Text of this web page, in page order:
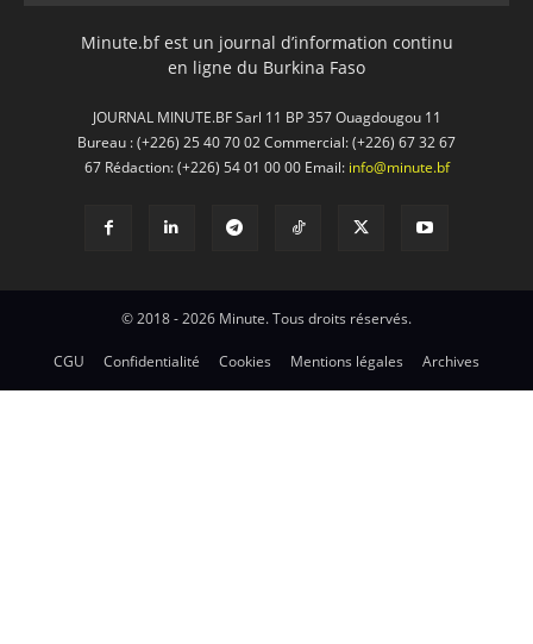
Minute.bf est un journal d’information continu
en ligne du Burkina Faso
JOURNAL MINUTE.BF Sarl 11 BP 357 Ouagdougou 11
Bureau : (+226) 25 40 70 02 Commercial: (+226) 67 32 67
67 Rédaction: (+226) 54 01 00 00 Email: info@minute.bf
© 2018 - 2026 Minute. Tous droits réservés.
CGU Confidentialité Cookies Mentions légales Archives